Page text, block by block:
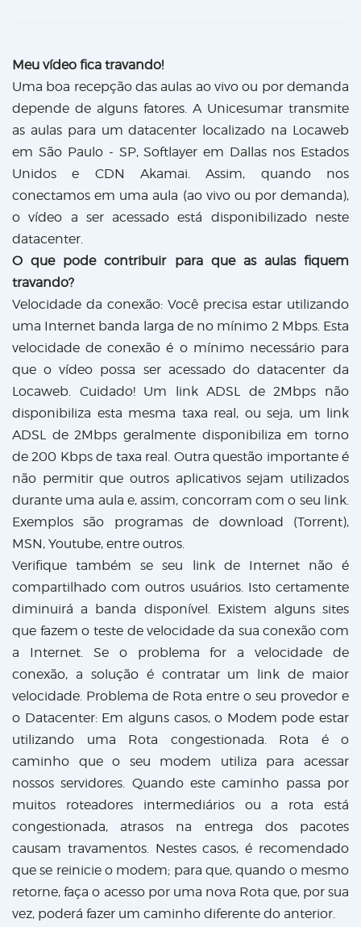
Meu vídeo fica travando!
Uma boa recepção das aulas ao vivo ou por demanda
depende de alguns fatores. A Unicesumar transmite
as aulas para um datacenter localizado na Locaweb
em São Paulo - SP, Softlayer em Dallas nos Estados
Unidos e CDN Akamai. Assim, quando nos
conectamos em uma aula (ao vivo ou por demanda),
o vídeo a ser acessado está disponibilizado neste
datacenter.
O que pode contribuir para que as aulas fiquem
travando?
Velocidade da conexão: Você precisa estar utilizando
uma Internet banda larga de no mínimo 2 Mbps. Esta
velocidade de conexão é o mínimo necessário para
que o vídeo possa ser acessado do datacenter da
Locaweb. Cuidado! Um link ADSL de 2Mbps não
disponibiliza esta mesma taxa real, ou seja, um link
ADSL de 2Mbps geralmente disponibiliza em torno
de 200 Kbps de taxa real. Outra questão importante é
não permitir que outros aplicativos sejam utilizados
durante uma aula e, assim, concorram com o seu link.
Exemplos são programas de download (Torrent),
MSN, Youtube, entre outros.
Verifique também se seu link de Internet não é
compartilhado com outros usuários. Isto certamente
diminuirá a banda disponível. Existem alguns sites
que fazem o teste de velocidade da sua conexão com
a Internet. Se o problema for a velocidade de
conexão, a solução é contratar um link de maior
velocidade. Problema de Rota entre o seu provedor e
o Datacenter: Em alguns casos, o Modem pode estar
utilizando uma Rota congestionada. Rota é o
caminho que o seu modem utiliza para acessar
nossos servidores. Quando este caminho passa por
muitos roteadores intermediários ou a rota está
congestionada, atrasos na entrega dos pacotes
causam travamentos. Nestes casos, é recomendado
que se reinicie o modem; para que, quando o mesmo
retorne, faça o acesso por uma nova Rota que, por sua
vez, poderá fazer um caminho diferente do anterior.